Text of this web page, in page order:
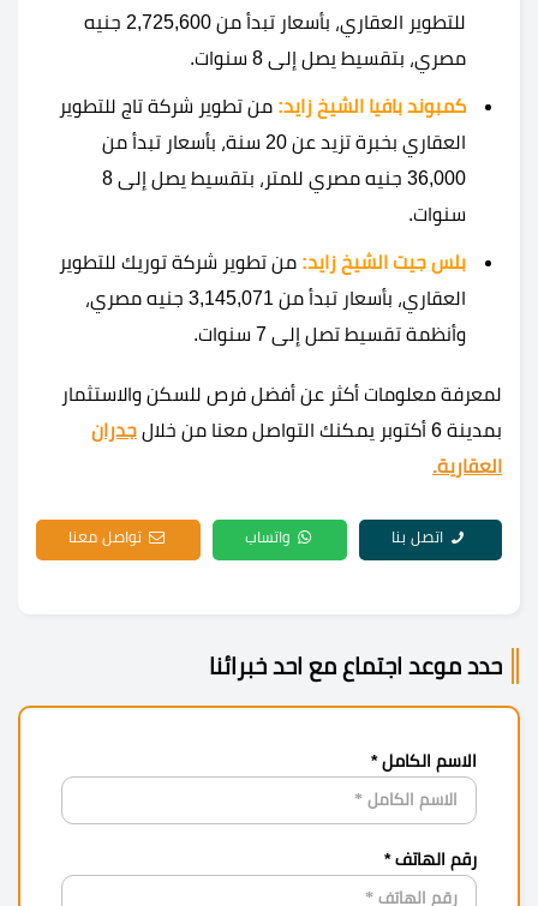
للتطوير العقاري، بأسعار تبدأ من 2,725,600 جنيه
مصري، بتقسيط يصل إلى 8 سنوات.
كمبوند بافيا الشيخ زايد: من تطوير شركة تاج للتطوير
العقاري بخبرة تزيد عن 20 سنة، بأسعار تبدأ من
36,000 جنيه مصري للمتر، بتقسيط يصل إلى 8
سنوات.
بلس جيت الشيخ زايد: من تطوير شركة توريك للتطوير
العقاري، بأسعار تبدأ من 3,145,071 جنيه مصري،
وأنظمة تقسيط تصل إلى 7 سنوات.
لمعرفة معلومات أكثر عن أفضل فرص للسكن والاستثمار
بمدينة 6 أكتوبر يمكنك التواصل معنا من خلال
جدران
العقارية.
اتصل بنا واتساب تواصل معنا
حدد موعد اجتماع مع احد خبرائنا
الاسم الكامل *
رقم الهاتف *